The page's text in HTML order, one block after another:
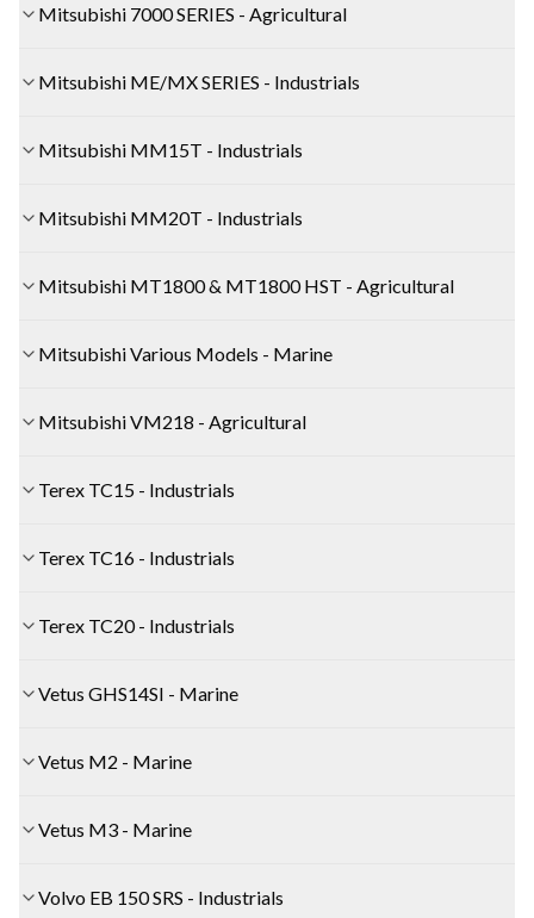
Mitsubishi 7000 SERIES - Agricultural
Mitsubishi ME/MX SERIES - Industrials
Mitsubishi MM15T - Industrials
Mitsubishi MM20T - Industrials
Mitsubishi MT1800 & MT1800 HST - Agricultural
Mitsubishi Various Models - Marine
Mitsubishi VM218 - Agricultural
Terex TC15 - Industrials
Terex TC16 - Industrials
Terex TC20 - Industrials
Vetus GHS14SI - Marine
Vetus M2 - Marine
Vetus M3 - Marine
Volvo EB 150 SRS - Industrials